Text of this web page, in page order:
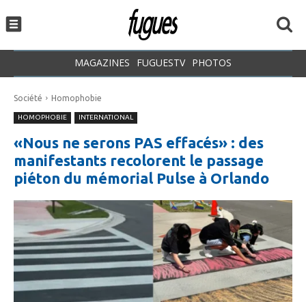
MAGAZINES FUGUESTV PHOTOS
Société Homophobie
HOMOPHOBIE INTERNATIONAL
«Nous ne serons PAS effacés» : des
manifestants recolorent le passage
piéton du mémorial Pulse à Orlando